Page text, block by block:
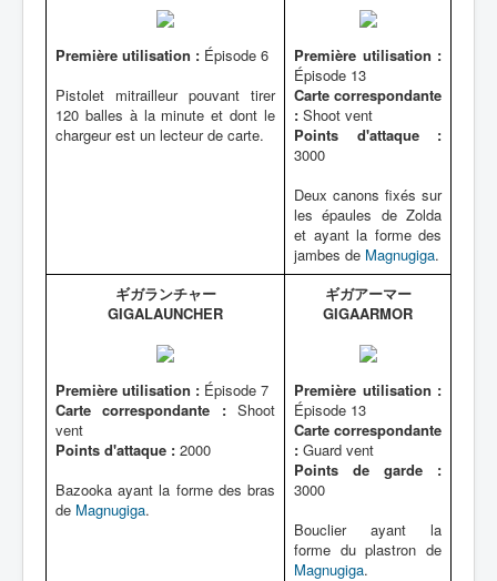
Première utilisation : Épisode 6
Pistolet mitrailleur pouvant tirer
120 balles à la minute et dont le
chargeur est un lecteur de carte.
Première utilisation :
Épisode 13
Carte correspondante
: Shoot vent
Points d'attaque :
3000
Deux canons fixés sur
les épaules de Zolda
et ayant la forme des
jambes de Magnugiga.
ギガランチャー
GIGALAUNCHER
Première utilisation : Épisode 7
Carte correspondante :Shoot
vent
Points d'attaque : 2000
Bazooka ayant la forme des bras
de Magnugiga.
ギガアーマー
GIGAARMOR
Première utilisation :
Épisode 13
Carte correspondante
: Guard vent
Points de garde :
3000
Bouclier ayant la
forme du plastron de
Magnugiga.